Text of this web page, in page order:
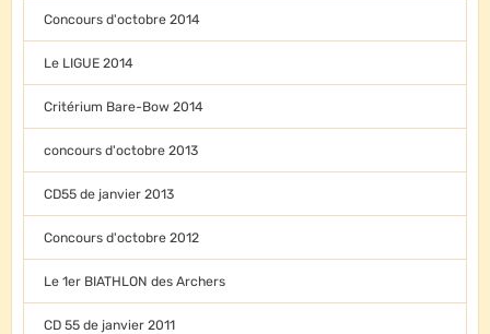
Concours d'octobre 2014
Le LIGUE 2014
Critérium Bare-Bow 2014
concours d'octobre 2013
CD55 de janvier 2013
Concours d'octobre 2012
Le 1er BIATHLON des Archers
CD 55 de janvier 2011